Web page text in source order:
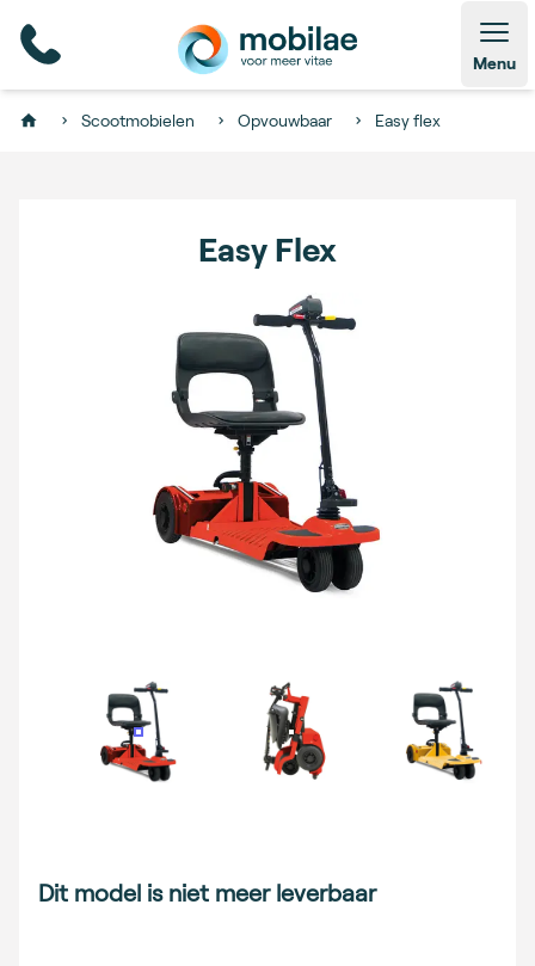
Menu
Home Scootmobielen Opvouwbaar Easy flex
Easy Flex
Description
Dit model is niet meer leverbaar